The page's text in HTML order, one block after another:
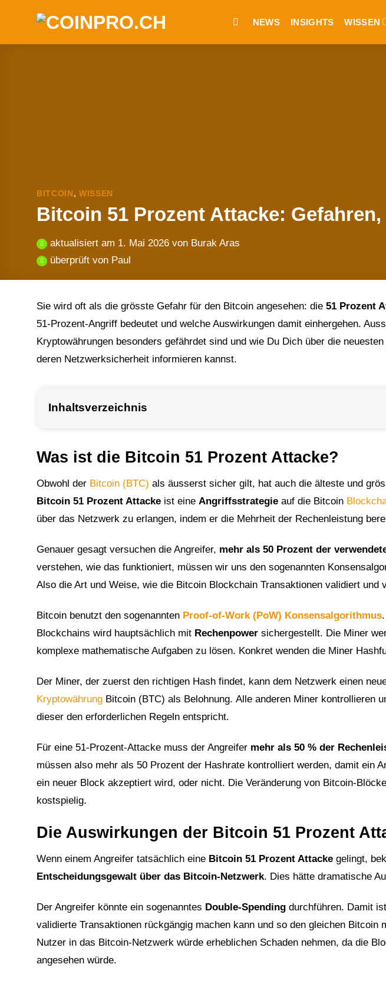
NEWS INSIGHTS WISSEN
BITCOIN ,WISSEN
Bitcoin 51 Prozent Attacke:
aktualisiert am 1. Mai 2026 von Burak Aras
überprüft von Paul
Sie wird oft als die grösste Gefahr für den Bitcoin angesehen: die 51 Prozent
51-Prozent-Angriff bedeutet und welche Auswirkungen damit einhergehen.
Kryptowährungen besonders gefährdet sind und wie Du Dich über die
deren Netzwerksicherheit informieren kannst.
Inhaltsverzeichnis
Was ist die Bitcoin 51 Prozent Attacke?
Obwohl der Bitcoin (BTC) als äusserst sicher gilt, hat auch die älteste und
Bitcoin 51 Prozent Attacke ist eine Angriffsstrategie auf die Bitcoin
über das Netzwerk zu erlangen, indem er die Mehrheit der Rechenleistung
Genauer gesagt versuchen die Angreifer, mehr als 50 Prozent der
verstehen, wie das funktioniert, müssen wir uns den sogenannten
Also die Art und Weise, wie die Bitcoin Blockchain Transaktionen validiert und
Bitcoin benutzt den sogenannten Proof-of-Work (PoW) Konsensalgorithmus
Blockchains wird hauptsächlich mit Rechenpower sichergestellt. Die Miner
komplexe mathematische Aufgaben zu lösen. Konkret wenden die Miner
Der Miner, der zuerst den richtigen Hash findet, kann dem Netzwerk einen
Kryptowährung Bitcoin (BTC) als Belohnung. Alle anderen Miner kontrollieren
dieser den erforderlichen Regeln entspricht.
Für eine 51-Prozent-Attacke muss der Angreifer mehr als 50 % der
müssen also mehr als 50 Prozent der Hashrate kontrolliert werden, damit ein
ein neuer Block akzeptiert wird, oder nicht. Die Veränderung von Bitcoin-
kostspielig.
Die Auswirkungen der Bitcoin 51 Prozent
Wenn einem Angreifer tatsächlich eine Bitcoin 51 Prozent Attacke gelingt,
Entscheidungsgewalt über das Bitcoin-Netzwerk. Dies hätte dramatische
Der Angreifer könnte ein sogenanntes Double-Spending durchführen. Damit
validierte Transaktionen rückgängig machen kann und so den gleichen Bitcoin
Nutzer in das Bitcoin-Netzwerk würde erheblichen Schaden nehmen, da die
angesehen würde.